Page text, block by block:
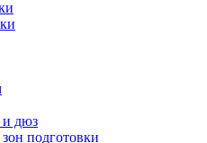
и дюз
подготовки